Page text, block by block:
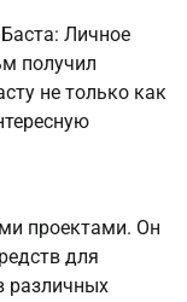
Личное
получил
не только как
проектами. Он
для
различных